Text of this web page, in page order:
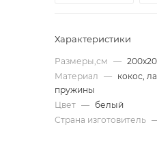
Характеристики
Размеры,см —
Материал
— кокос,
пружины
Цвет — белый
Страна изготовитель